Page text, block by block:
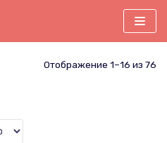
Отображение 1–16 из 76